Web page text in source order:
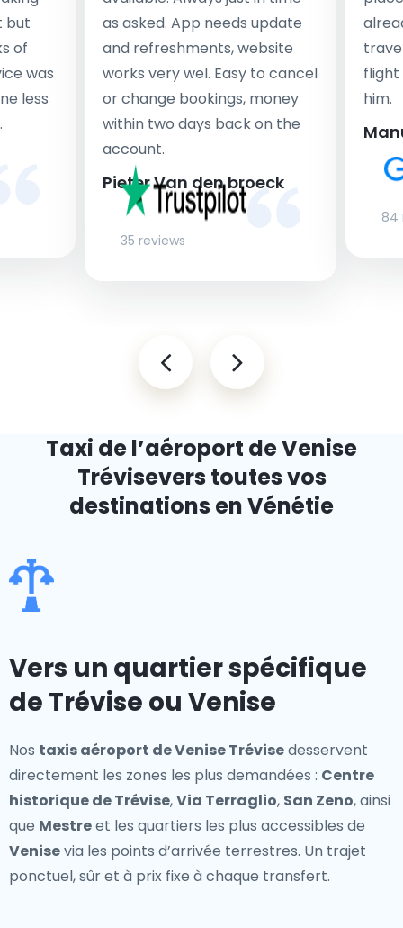
but
of
was
less
as asked. App needs update
and refreshments, website
works very wel. Easy to cancel
or change bookings, money
within two days back on the
account.
Pieter Van den broeck
35 reviews
flight
him.
84
Taxi de l’aéroport de Venise
Trévisevers toutes vos
destinations en Vénétie
Vers un quartier spécifique
de Trévise ou Venise
Nos taxis aéroport de Venise Trévisedesservent
directement les zones les plus demandées : Centre
historique de Trévise,Via Terraglio, San Zeno, ainsi
que Mestreet les quartiers les plus accessibles de
Venisevia les points d’arrivée terrestres. Un trajet
ponctuel, sûr et à prix fixe à chaque transfert.